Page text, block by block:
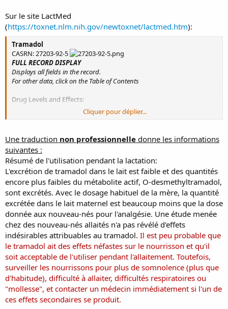
Sur le site LactMed
(https://toxnet.nlm.nih.gov/newtoxnet/lactmed.htm):
Tramadol
CASRN: 27203-92-5
FULL RECORD DISPLAY
Displays all fields in the record.
For other data, click on the Table of Contents
Drug Levels and Effects:
Summary of Use during Lactation:
of the active metabolite, O-desmethyltramadol, are excreted. With
usual maternal dosage, the amount excreted into breastmilk is
much less than the dose given to newborn infants for analgesia. A
study in breastfed newborn infants found no adverse effects
attributable totramadol .Tramadolis unlikely to adversely affect
nursing infant and is acceptable to use during breastfeeding.
However, monitor infants for increased sleepiness (more than
usual), difficulty breastfeeding, breathing difficulties or limpness,
and contact a physician immediately if any of these occur.
Drug Levels:
In adults,tramadolhas 70 to 100% oral bioavailability and is
metabolized to the active O-desmethyltramadol. The capacity of
preterm and newborn infants to metabolizetramadolto O-
desmethyltramadol is limited.[1]
Maternal Levels.
Detectable levels (>12 mcg/L) of tramadolwere
found in samples of breastmilk collected 10 hours after a 50 mg
maternal dose of intravenous or oral
Cliquer pour déplier...
Une traduction non professionnelle donne les informations
suivantes :
Résumé de l'utilisation pendant la lactation:
L'excrétion de tramadol dans le lait est faible et des quantités
encore plus faibles du métabolite actif, O-desmethyltramadol,
sont excrétés. Avec le dosage habituel de la mère, la quantité
excrétée dans le lait maternel est beaucoup moins que la dose
donnée aux nouveau-nés pour l'analgésie. Une étude menée
chez des nouveau-nés allaités n'a pas révélé d'effets
indésirables attribuables au tramadol. Il est peu probable que
le tramadol ait des effets néfastes sur le nourrisson et qu'il
soit acceptable de l'utiliser pendant l'allaitement. Toutefois,
surveiller les nourrissons pour plus de somnolence (plus que
d'habitude), difficulté à allaiter, difficultés respiratoires ou
"mollesse", et contacter un médecin immédiatement si l'un de
ces effets secondaires se produit.